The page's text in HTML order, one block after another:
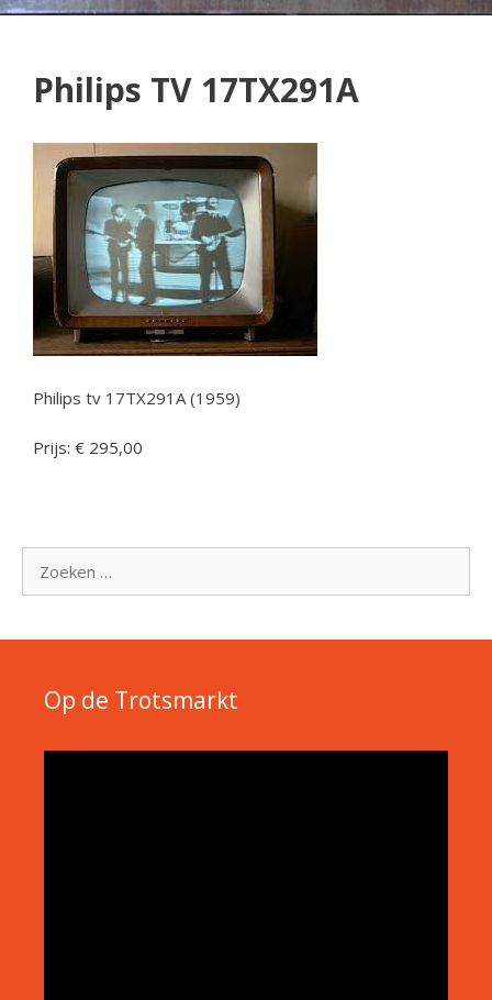
Philips TV 17TX291A
Philips tv 17TX291A (1959)
Prijs: € 295,00
naar:
Op de Trotsmarkt